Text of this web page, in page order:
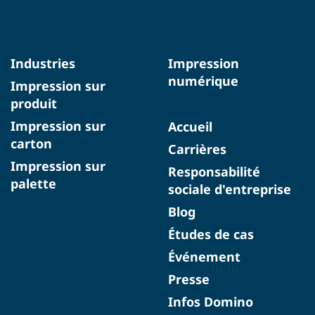
Industries
Impression sur
produit
Impression sur
carton
Impression sur
palette
Impression
numérique
Accueil
Carrières
Responsabilité
sociale d'entreprise
Blog
Études de cas
Événement
Presse
Infos Domino